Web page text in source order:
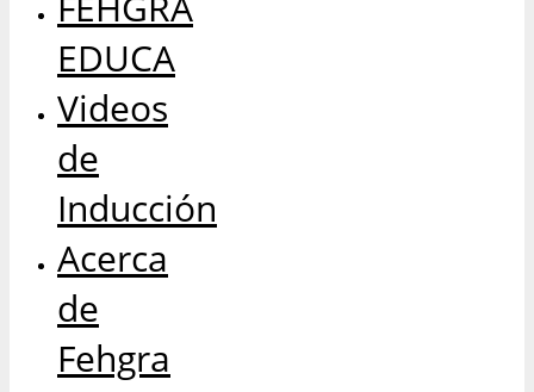
EDUCA
Videos
de
Inducción
Acerca
de
Fehgra